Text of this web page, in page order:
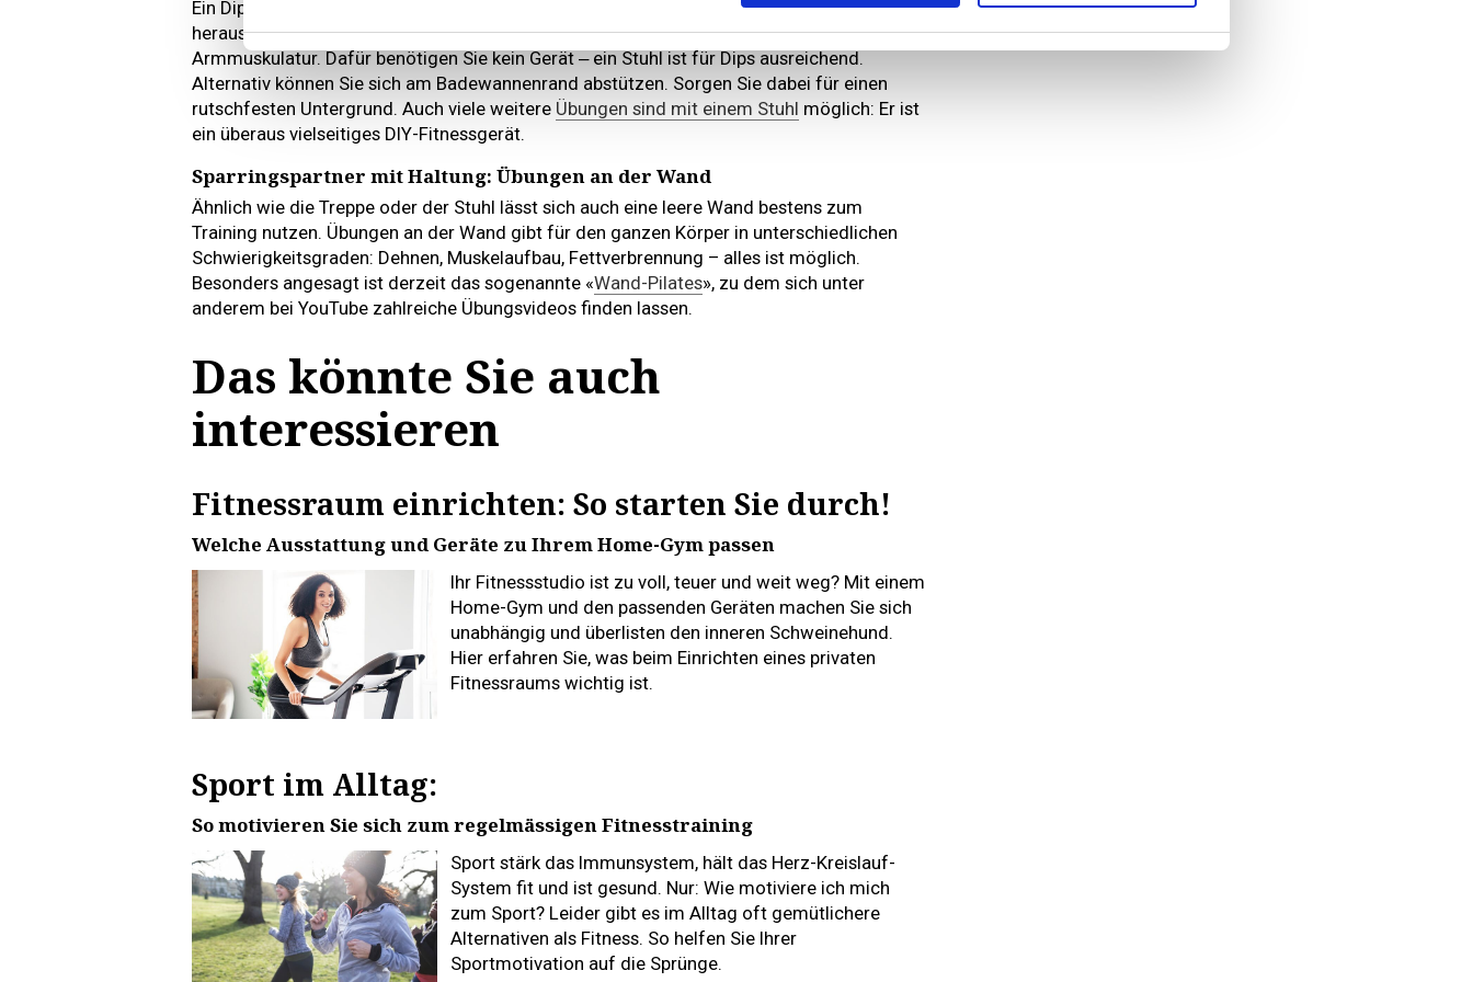
Ein Dip (Beugestütz) ist eine kräftigende Druckbewegung aus einer stützenden Position
heraus. Sie dient zum Aufbau der Oberkörper-, insbesondere der Schulter- und
Armmuskulatur. Dafür benötigen Sie kein Gerät ‒ ein Stuhl ist für Dips ausreichend.
Alternativ können Sie sich am Badewannenrand abstützen. Sorgen Sie dabei für einen
rutschfesten Untergrund. Auch viele weitere Übungen sind mit einem Stuhl möglich: Er ist
ein überaus vielseitiges DIY-Fitnessgerät.
Sparringspartner mit Haltung: Übungen an der Wand
Ähnlich wie die Treppe oder der Stuhl lässt sich auch eine leere Wand bestens zum
Training nutzen. Übungen an der Wand gibt für den ganzen Körper in unterschiedlichen
Schwierigkeitsgraden: Dehnen, Muskelaufbau, Fettverbrennung – alles ist möglich.
Besonders angesagt ist derzeit das sogenannte «Wand-Pilates», zu dem sich unter
anderem bei YouTube zahlreiche Übungsvideos finden lassen.
Das könnte Sie auch
interessieren
Fitnessraum einrichten: So starten Sie durch!
Welche Ausstattung und Geräte zu Ihrem Home-Gym passen
Ihr Fitnessstudio ist zu voll, teuer und weit weg? Mit einem
Home-Gym und den passenden Geräten machen Sie sich
unabhängig und überlisten den inneren Schweinehund.
Hier erfahren Sie, was beim Einrichten eines privaten
Fitnessraums wichtig ist.
Sport im Alltag:
So motivieren Sie sich zum regelmässigen Fitnesstraining
Sport stärk das Immunsystem, hält das Herz-Kreislauf-
System fit und ist gesund. Nur: Wie motiviere ich mich
zum Sport? Leider gibt es im Alltag oft gemütlichere
Alternativen als Fitness. So helfen Sie Ihrer
Sportmotivation auf die Sprünge.